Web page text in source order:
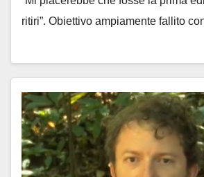
ritiri”. Obiettivo ampiamente fallito